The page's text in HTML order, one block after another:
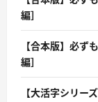
編］
【合本版】必ず
編］
【大活字シリー